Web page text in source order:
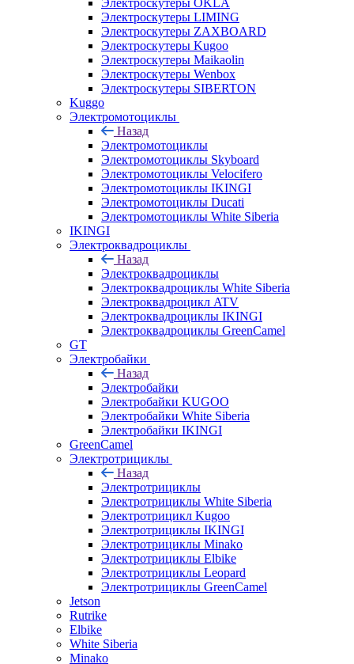
Электроскутеры OKLA
Электроскутеры LIMING
Электроскутеры ZAXBOARD
Электроскутеры Kugoo
Электроскутеры Maikaolin
Электроскутеры Wenbox
Электроскутеры SIBERTON
Kuggo
Электромотоциклы
Назад
Электромотоциклы
Электромотоциклы Skyboard
Электромотоциклы Velocifero
Электромотоциклы IKINGI
Электромотоциклы Ducati
Электромотоциклы White Siberia
IKINGI
Электроквадроциклы
Назад
Электроквадроциклы
Электроквадроциклы White Siberia
Электроквадроцикл ATV
Электроквадроциклы IKINGI
Электроквадроциклы GreenCamel
GT
Электробайки
Назад
Электробайки
Электробайки KUGOO
Электробайки White Siberia
Электробайки IKINGI
GreenCamel
Электротрициклы
Назад
Электротрициклы
Электротрициклы White Siberia
Электротрицикл Kugoo
Электротрициклы IKINGI
Электротрициклы Minako
Электротрициклы Elbike
Электротрициклы Leopard
Электротрициклы GreenCamel
Jetson
Rutrike
Elbike
White Siberia
Minako